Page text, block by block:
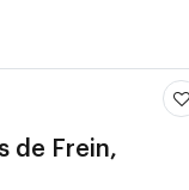
de Frein,